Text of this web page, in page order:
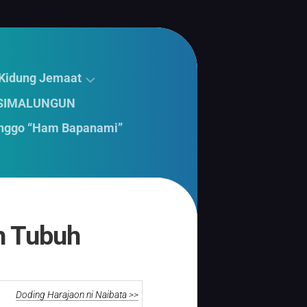
Jemaat
“Ham Bapanami”
Tubuh
Doding Harajaon ni Naibata >>